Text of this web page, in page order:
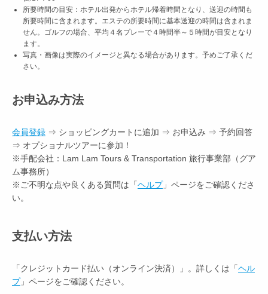
所要時間の目安：ホテル出発からホテル帰着時間となり、送迎の時間も
所要時間に含まれます。エステの所要時間に基本送迎の時間は含まれま
せん。ゴルフの場合、平均４名プレーで４時間半～５時間が目安となり
ます。
写真・画像は実際のイメージと異なる場合があります。予めご了承くだ
さい。
お申込み方法
会員登録 ⇒ ショッピングカートに追加 ⇒ お申込み ⇒ 予約回答
⇒ オプショナルツアーに参加！
※手配会社：Lam Lam Tours & Transportation 旅行事業部（グア
ム事務所）
※ご不明な点や良くある質問は「 ヘルプ」ページをご確認くださ
い。
支払い方法
「クレジットカード払い（オンライン決済）」。詳しくは「 ヘル
プ」ページをご確認ください。